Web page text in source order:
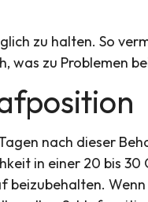
zu halten. So
was zu Problemen
nach dieser
in einer 20 bis
beizubehalten.